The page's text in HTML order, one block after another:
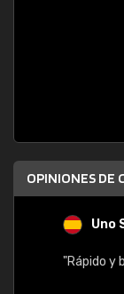
OPINIONES DE
Uno
"Rápido y